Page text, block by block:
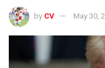
by CV May 30,